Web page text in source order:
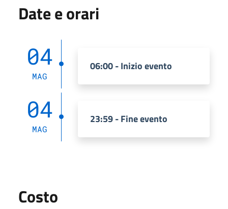
Date e orari
04
MAG
06:00 - Inizio evento
04
MAG
23:59 - Fine evento
Costo